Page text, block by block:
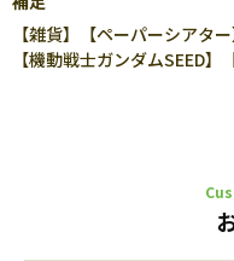
【雑貨】【ペーパーシアタ
【機動戦士ガンダムSEED】